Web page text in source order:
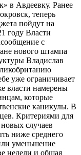
в Авдеевку. Ранее
теперь
пойдут на
году Власти
с
нового штампа
Владислав
уже ограничивает
власти намерены
которые
каникулы. В
Критериями для
случаев
ниже среднего
уменьшение
недели и общая